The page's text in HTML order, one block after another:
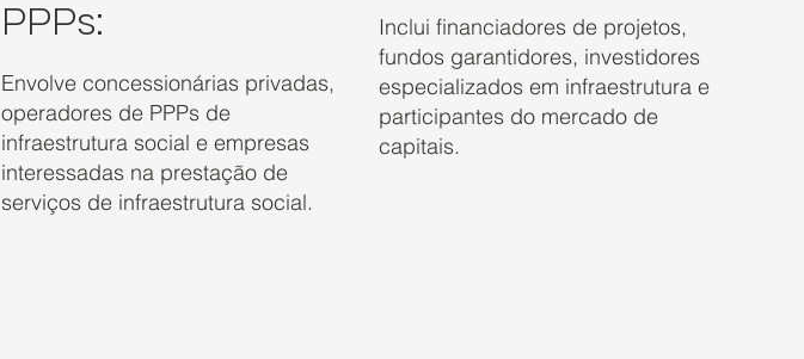
Envolve concessionárias privadas,
operadores de PPPs de
infraestrutura social e empresas
interessadas na prestação de
serviços de infraestrutura social.
PPPs:
Inclui financiadores de projetos,
fundos garantidores, investidores
especializados em infraestrutura e
participantes do mercado de
capitais.